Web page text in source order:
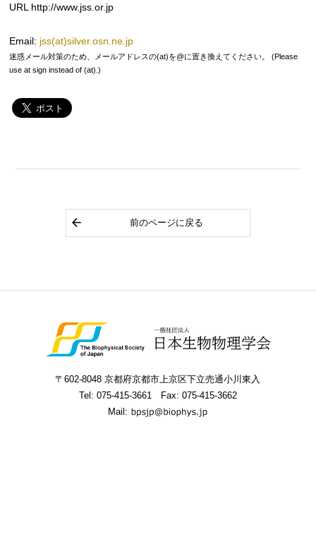
URL http://www.jss.or.jp
Email: jss(at)silver.osn.ne.jp
迷惑メール対策のため、メールアドレスの(at)を@に置き換えてください。 (Please
use at sign instead of (at).)
前のページに戻る
〒602-8048 京都府京都市上京区下立売通小川東入
Tel: 075-415-3661
Fax: 075-415-3662
Mail: